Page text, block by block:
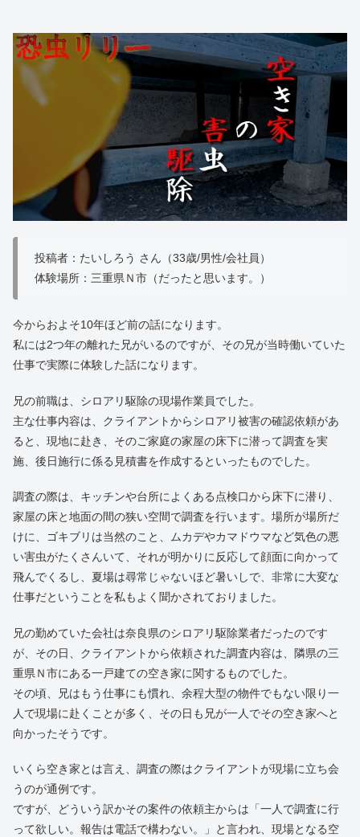
投稿者：たいしろう さん（33歳/男性/会社員）
体験場所：三重県Ｎ市（だったと思います。）
今からおよそ10年ほど前の話になります。
私には2つ年の離れた兄がいるのですが、その兄が当時働いていた
仕事で実際に体験した話になります。
兄の前職は、シロアリ駆除の現場作業員でした。
主な仕事内容は、クライアントからシロアリ被害の確認依頼があ
ると、現地に赴き、そのご家庭の家屋の床下に潜って調査を実
施、後日施行に係る見積書を作成するといったものでした。
調査の際は、キッチンや台所によくある点検口から床下に潜り、
家屋の床と地面の間の狭い空間で調査を行います。場所が場所だ
けに、ゴキブリは当然のこと、ムカデやカマドウマなど気色の悪
い害虫がたくさんいて、それが明かりに反応して顔面に向かって
飛んでくるし、夏場は尋常じゃないほど暑いしで、非常に大変な
仕事だということを私もよく聞かされておりました。
兄の勤めていた会社は奈良県のシロアリ駆除業者だったのです
が、その日、クライアントから依頼された調査内容は、隣県の三
重県Ｎ市にある一戸建ての空き家に関するものでした。
その頃、兄はもう仕事にも慣れ、余程大型の物件でもない限り一
人で現場に赴くことが多く、その日も兄が一人でその空き家へと
向かったそうです。
いくら空き家とは言え、調査の際はクライアントが現場に立ち会
うのが通例です。
ですが、どういう訳かその案件の依頼主からは「一人で調査に行
って欲しい。報告は電話で構わない。」と言われ、現場となる空